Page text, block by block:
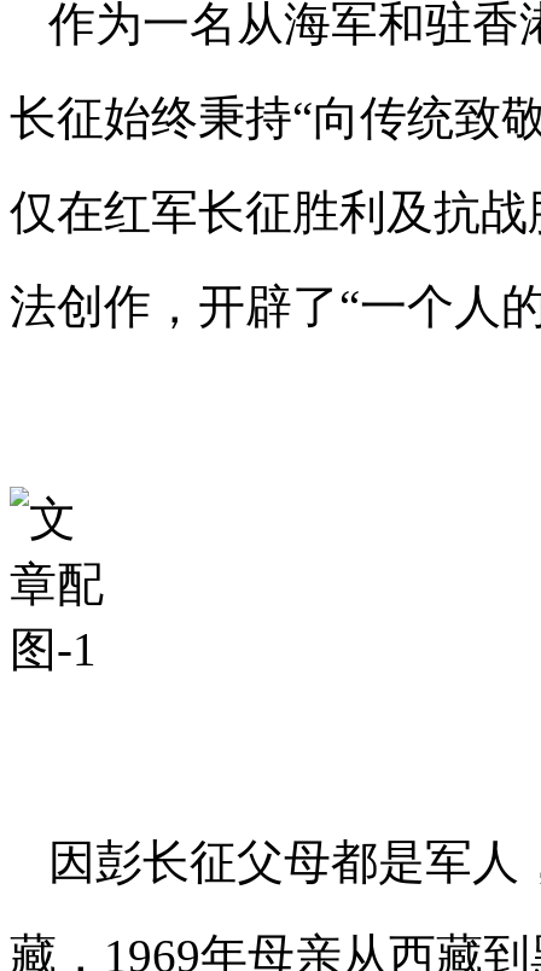
作为一名从海军和驻香
长征始终秉持“向传统致
仅在红军长征胜利及抗
法创作，开辟了“一个人
因彭长征父母都是军
藏，1969年母亲从西藏